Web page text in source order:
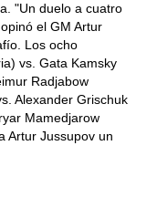
"Un duelo a cuatro
el GM Artur
Los ocho
vs. Gata Kamsky
Radjabow
Alexander Grischuk
Mamedjarow
Artur Jussupov un